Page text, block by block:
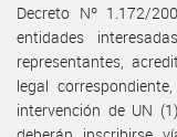
Decreto Nº 1.172/
entidades
representantes,
legal
intervención de UN